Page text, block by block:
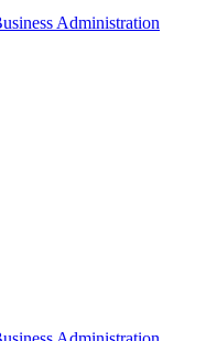
Administration